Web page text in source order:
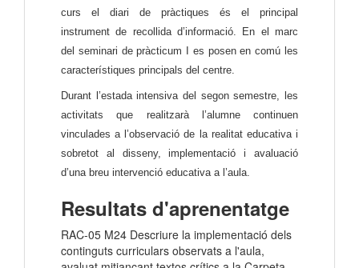
curs el diari de pràctiques és el principal
instrument de recollida d’informació. En el marc
del seminari de pràcticum I es posen en comú les
característiques principals del centre.
Durant l’estada intensiva del segon semestre, les
activitats que realitzarà l’alumne continuen
vinculades a l’observació de la realitat educativa i
sobretot al disseny, implementació i avaluació
d’una breu intervenció educativa a l’aula.
Resultats d'aprenentatge
RAC-05 M24 Descriure la implementació dels
continguts curriculars observats a l'aula,